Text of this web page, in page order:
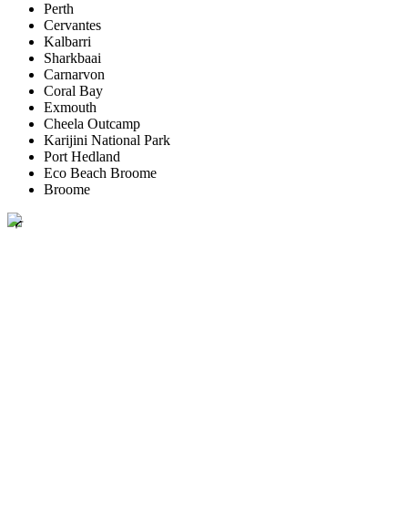
Perth
Cervantes
Kalbarri
Sharkbaai
Carnarvon
Coral Bay
Exmouth
Cheela Outcamp
Karijini National Park
Port Hedland
Eco Beach Broome
Broome